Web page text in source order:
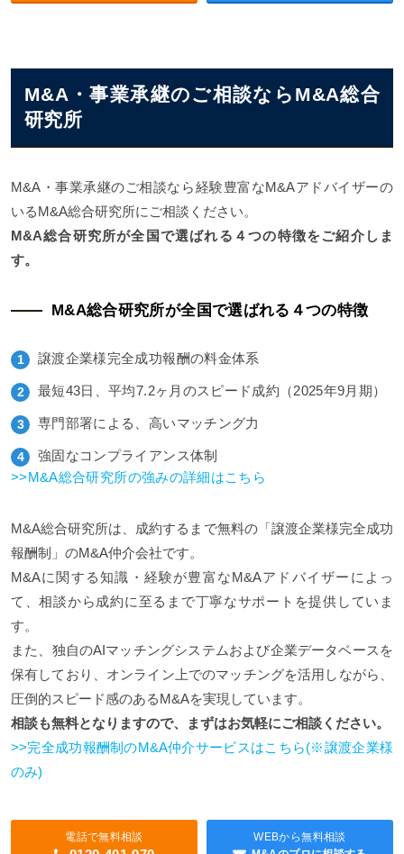
M&A・事業承継のご相談ならM&A総合
研究所
M&A・事業承継のご相談なら経験豊富なM&Aアドバイザーの
いるM&A総合研究所にご相談ください。
M&A総合研究所が全国で選ばれる４つの特徴をご紹介しま
す。
M&A総合研究所が全国で選ばれる４つの特徴
譲渡企業様完全成功報酬の料金体系
最短43日、平均7.2ヶ月のスピード成約（2025年9月期）
専門部署による、高いマッチング力
強固なコンプライアンス体制
>>M&A総合研究所の強みの詳細はこちら
M&A総合研究所は、成約するまで無料の「譲渡企業様完全成功
報酬制」のM&A仲介会社です。
M&Aに関する知識・経験が豊富なM&Aアドバイザーによっ
て、相談から成約に至るまで丁寧なサポートを提供していま
す。
また、独自のAIマッチングシステムおよび企業データベースを
保有しており、オンライン上でのマッチングを活用しながら、
圧倒的スピード感のあるM&Aを実現しています。
相談も無料となりますので、まずはお気軽にご相談ください。
>>完全成功報酬制のM&A仲介サービスはこちら(※譲渡企業様
のみ)
電話で無料相談
WEBから無料相談